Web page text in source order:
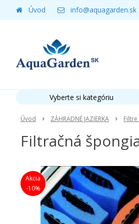
Úvod info@aquagarden.sk
Úvod ZÁHRADNÉ JAZIERKA
Filtračná
Akcia
-10%
Vyberte si kategóriu